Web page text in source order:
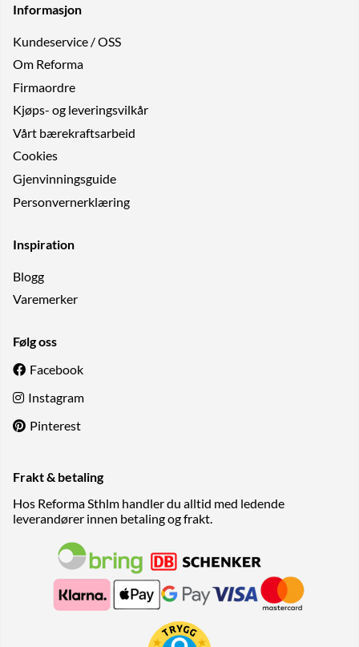
Informasjon
Kundeservice / OSS
Om Reforma
Firmaordre
Kjøps- og leveringsvilkår
Vårt bærekraftsarbeid
Cookies
Gjenvinningsguide
Personvernerklæring
Inspiration
Blogg
Varemerker
Følg oss
Facebook
Instagram
Pinterest
Frakt & betaling
Hos Reforma Sthlm handler du alltid med ledende
leverandører innen betaling og frakt.